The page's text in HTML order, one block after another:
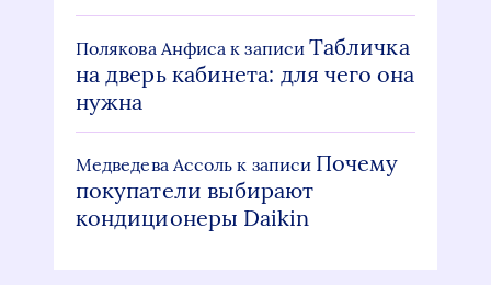
Полякова Анфиса к записиТабличка
на дверь кабинета: для чего она
нужна
Медведева Ассоль к записи Почему
покупатели выбирают
кондиционеры Daikin